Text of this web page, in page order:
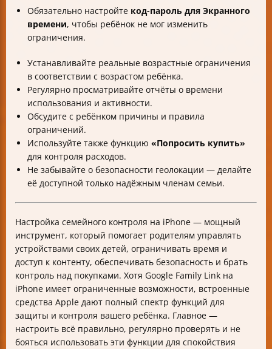
Обязательно настройте код-пароль для Экранного
времени, чтобы ребёнок не мог изменить
ограничения.
Устанавливайте реальные возрастные ограничения
в соответствии с возрастом ребёнка.
Регулярно просматривайте отчёты о времени
использования и активности.
Обсудите с ребёнком причины и правила
ограничений.
Используйте также функцию «Попросить купить»
для контроля расходов.
Не забывайте о безопасности геолокации — делайте
её доступной только надёжным членам семьи.
Настройка семейного контроля на iPhone — мощный
инструмент, который помогает родителям управлять
устройствами своих детей, ограничивать время и
доступ к контенту, обеспечивать безопасность и брать
контроль над покупками. Хотя Google Family Link на
iPhone имеет ограниченные возможности, встроенные
средства Apple дают полный спектр функций для
защиты и контроля вашего ребёнка. Главное —
настроить всё правильно, регулярно проверять и не
бояться использовать эти функции для спокойствия